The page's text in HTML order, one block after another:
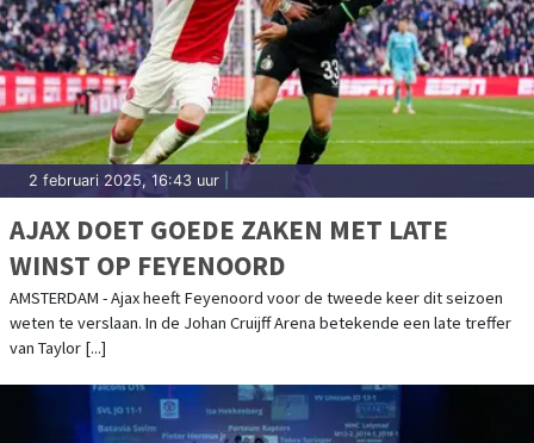
2 februari 2025, 16:43 uur
AJAX DOET GOEDE ZAKEN MET LATE
WINST OP FEYENOORD
AMSTERDAM - Ajax heeft Feyenoord voor de tweede keer dit seizoen
weten te verslaan. In de Johan Cruijff Arena betekende een late treffer
van Taylor [...]